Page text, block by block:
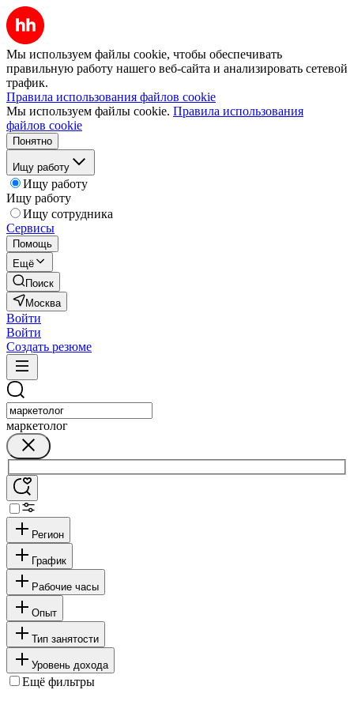
Мы используем файлы cookie, чтобы обеспечивать
правильную работу нашего веб-сайта и анализировать сетевой
трафик.
Правила использования файлов cookie
Мы используем файлы cookie. Правила использования
файлов cookie
Понятно
Ищу работу
Ищу работу
Ищу работу
Ищу сотрудника
Сервисы
Помощь
Ещё
Поиск
Москва
Войти
Войти
Создать резюме
маркетолог
Регион
График
Рабочие часы
Опыт
Тип занятости
Уровень дохода
Ещё фильтры